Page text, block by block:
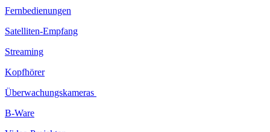
Fernbedienungen
Satelliten-Empfang
Streaming
Kopfhörer
Überwachungskameras
B-Ware